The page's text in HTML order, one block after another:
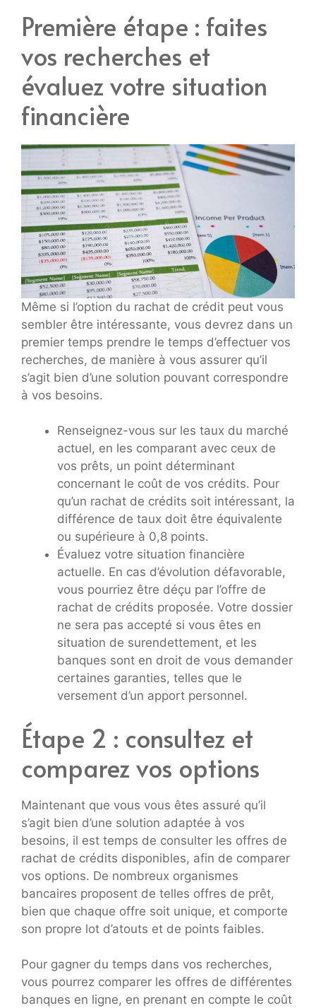
Première étape : faites
vos recherches et
évaluez votre situation
financière
Même si l’option du rachat de crédit peut vous
sembler être intéressante, vous devrez dans un
premier temps prendre le temps d’effectuer vos
recherches, de manière à vous assurer qu’il
s’agit bien d’une solution pouvant correspondre
à vos besoins.
Renseignez-vous sur les taux du marché
actuel, en les comparant avec ceux de
vos prêts, un point déterminant
concernant le coût de vos crédits. Pour
qu’un rachat de crédits soit intéressant, la
différence de taux doit être équivalente
ou supérieure à 0,8 points.
Évaluez votre situation financière
actuelle. En cas d’évolution défavorable,
vous pourriez être déçu par l’offre de
rachat de crédits proposée. Votre dossier
ne sera pas accepté si vous êtes en
situation de surendettement, et les
banques sont en droit de vous demander
certaines garanties, telles que le
versement d’un apport personnel.
Étape 2 : consultez et
comparez vos options
Maintenant que vous vous êtes assuré qu’il
s’agit bien d’une solution adaptée à vos
besoins, il est temps de consulter les offres de
rachat de crédits disponibles, afin de comparer
vos options. De nombreux organismes
bancaires proposent de telles offres de prêt,
bien que chaque offre soit unique, et comporte
son propre lot d’atouts et de points faibles.
Pour gagner du temps dans vos recherches,
vous pourrez comparer les offres de différentes
banques en ligne, en prenant en compte le coût